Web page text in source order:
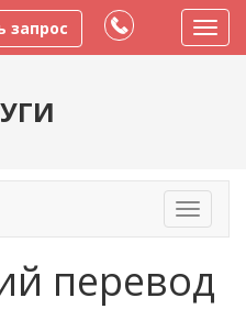
запрос
меню
Toggle
перевод